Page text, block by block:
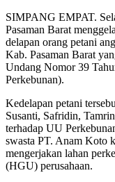
SIMPANG EMPAT.
Pasaman Barat
delapan orang petani
Kab. Pasaman Barat
Undang Nomor 39
Perkebunan).
Kedelapan petani
Susanti, Safridin,
terhadap UU
swasta PT. Anam Koto
mengerjakan lahan
(HGU) perusahaan.